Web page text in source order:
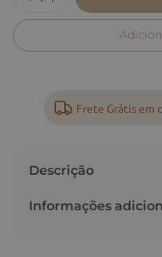
Frete Grátis em
Descrição
Informações